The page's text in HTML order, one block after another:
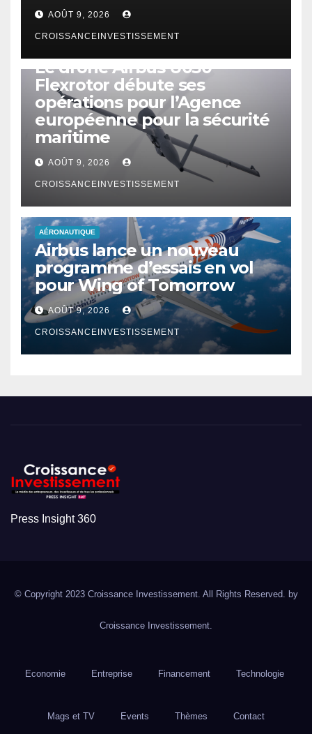
AOÛT 9, 2026
CROISSANCEINVESTISSEMENT
Le drone Airbus U030
Flexrotor débute ses
opérations pour l’Agence
européenne pour la sécurité
maritime
AOÛT 9, 2026
CROISSANCEINVESTISSEMENT
AÉRONAUTIQUE
Airbus lance un nouveau
programme d’essais en vol
pour Wing of Tomorrow
AOÛT 9, 2026
CROISSANCEINVESTISSEMENT
Press Insight 360
© Copyright 2023 Croissance Investissement. All Rights Reserved. by
Croissance Investissement.
Economie Entreprise Financement Technologie
Mags et TV Events Thèmes Contact